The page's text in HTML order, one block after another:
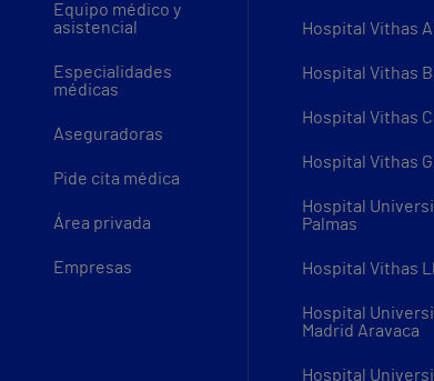
Equipo médico y
asistencial
Especialidades
médicas
Aseguradoras
Pide cita médica
Área privada
Empresas
Hospital Vithas
Hospital Vithas
Hospital Vithas
Hospital Vithas
Hospital
Palmas
Hospital Vithas
Hospital
Madrid Aravaca
Hospital